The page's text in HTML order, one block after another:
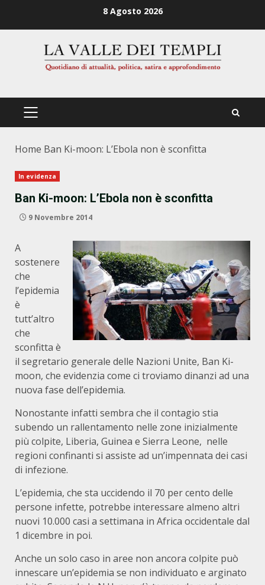
8 Agosto 2026
PRIMÄRES
Home Ban Ki-moon: L’Ebola non è sconfitta
In evidenza
Ban Ki-moon: L’Ebola non è sconfitta
9 Novembre 2014
A
sostenere
che
l’epidemia
è
tutt’altro
che
sconfitta è
il segretario generale delle Nazioni Unite, Ban Ki-
moon, che evidenzia come ci troviamo dinanzi ad una
nuova fase dell’epidemia.
Nonostante infatti sembra che il contagio stia
subendo un rallentamento nelle zone inizialmente
più colpite, Liberia, Guinea e Sierra Leone, nelle
regioni confinanti si assiste ad un’impennata dei casi
di infezione.
L’epidemia, che sta uccidendo il 70 per cento delle
persone infette, potrebbe interessare almeno altri
nuovi 10.000 casi a settimana in Africa occidentale dal
1 dicembre in poi.
Anche un solo caso in aree non ancora colpite può
innescare un’epidemia se non individuato e arginato